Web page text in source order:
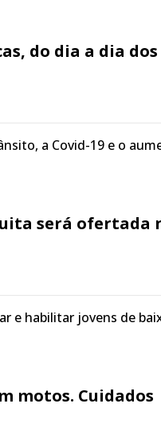
do dia a dia dos
a Covid-19 e o
será ofertada
e habilitar jovens de
motos. Cuidados